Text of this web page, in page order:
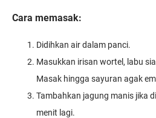
Cara memasak:
Didihkan air dalam panci.
Masukkan irisan wortel, labu
Masak hingga sayuran agak
Tambahkan jagung manis jika
menit lagi.